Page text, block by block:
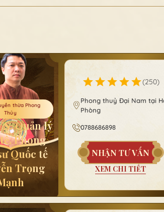
thừa Phong
Thủy
Quản lý
Phong
Quốc tế
Trọng
(250)
Phong thuỷ Đại Nam tại
Phòng
0788686898
NHẬN TƯ VẤN
XEM CHI TIẾT